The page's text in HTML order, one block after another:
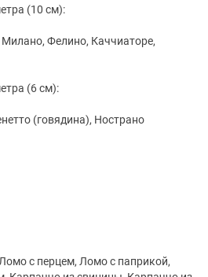
(10 см):
Фелино, Каччиаторе,
(6 см):
(говядина), Нострано
с перцем, Ломо с паприкой,